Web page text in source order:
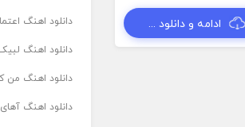
ادامه و دانلود ... دانلود اهنگ
دانلود اهنگ
دانلود اهنگ من
دانلود اهنگ